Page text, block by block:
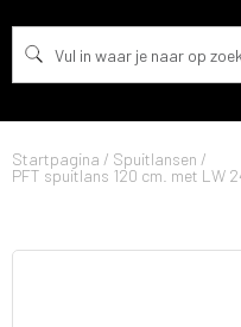
Startpagina / Spuitlansen /
PFT spuitlans 120 cm. met LW